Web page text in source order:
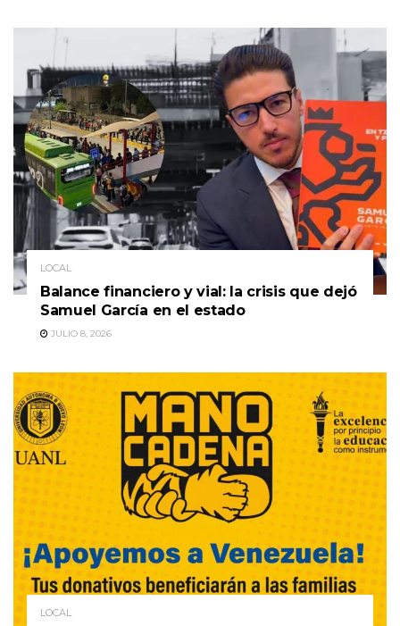
LOCAL
Balance financiero y vial: la crisis que dejó
Samuel García en el estado
JULIO 8, 2026
LOCAL